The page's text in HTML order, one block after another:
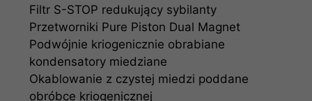
Filtr S-STOP redukujący sybilanty
Przetworniki Pure Piston Dual Magnet
Podwójnie kriogenicznie obrabiane
kondensatory miedziane
Okablowanie z czystej miedzi poddane
obróbce kriogenicznej